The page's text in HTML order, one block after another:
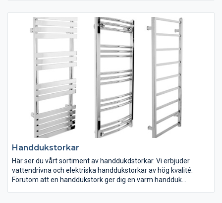
Handdukstorkar
Här ser du vårt sortiment av handdukdstorkar. Vi erbjuder
vattendrivna och elektriska handdukstorkar av hög kvalité.
Förutom att en handdukstork ger dig en varm handduk